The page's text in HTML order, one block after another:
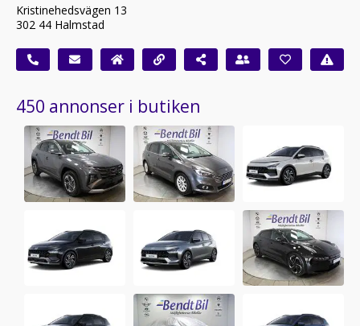
Kristinehedsvägen 13
302 44 Halmstad
450 annonser i butiken